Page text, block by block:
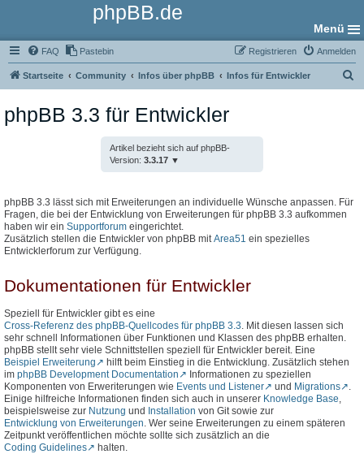
phpBB.de
Menü
FAQ Pastebin Anmelden
Registrieren
Startseite Community Infos über phpBB Infos für Entwickler
phpBB 3.3 für Entwickler
Artikel bezieht sich auf phpBB-
Version: 3.3.17
phpBB 3.3 lässt sich mit Erweiterungen an individuelle Wünsche anpassen. Für
Fragen, die bei der Entwicklung von Erweiterungen für phpBB 3.3 aufkommen
haben wir ein Supportforum eingerichtet.
Zusätzlich stellen die Entwickler von phpBB mit Area51 ein spezielles
Entwicklerforum zur Verfügung.
Dokumentationen für Entwickler
Speziell für Entwickler gibt es eine
Cross-Referenz des phpBB-Quellcodes für phpBB 3.3. Mit diesen lassen sich
sehr schnell Informationen über Funktionen und Klassen des phpBB erhalten.
phpBB stellt sehr viele Schnittstellen speziell für Entwickler bereit. Eine
Beispiel Erweiterung
hilft beim Einstieg in die Entwicklung. Zusätzlich stehen
im phpBB Development Documentation
Informationen zu speziellen
Komponenten von Erweriterungen wie Events und Listener und Migrations
.
Einige hilfreiche Informationen finden sich auch in unserer Knowledge Base,
beispielsweise zur Nutzung und Installation von Git sowie zur
Entwicklung von Erweiterungen. Wer seine Erweiterungen zu einem späteren
Zeitpunkt veröffentlichen möchte sollte sich zusätzlich an die
Coding Guidelines
halten.